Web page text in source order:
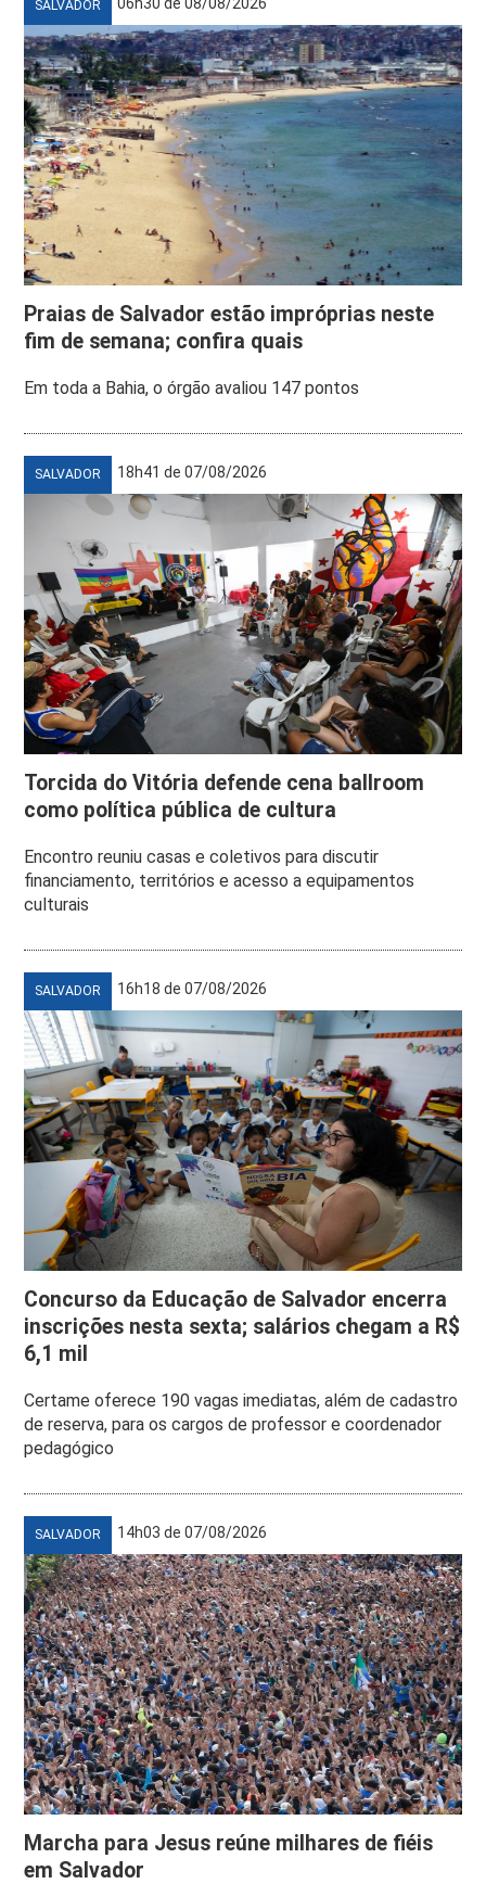
SALVADOR
Praias de Salvador estão impróprias neste
fim de semana; confira quais
Em toda a Bahia, o órgão avaliou 147 pontos
SALVADOR 18h41 de 07/08/2026
Torcida do Vitória defende cena ballroom
como política pública de cultura
Encontro reuniu casas e coletivos para discutir
financiamento, territórios e acesso a equipamentos
culturais
SALVADOR 16h18 de 07/08/2026
Concurso da Educação de Salvador encerra
inscrições nesta sexta; salários chegam a R$
6,1 mil
Certame oferece 190 vagas imediatas, além de cadastro
de reserva, para os cargos de professor e coordenador
pedagógico
SALVADOR 14h03 de 07/08/2026
Marcha para Jesus reúne milhares de fiéis
em Salvador